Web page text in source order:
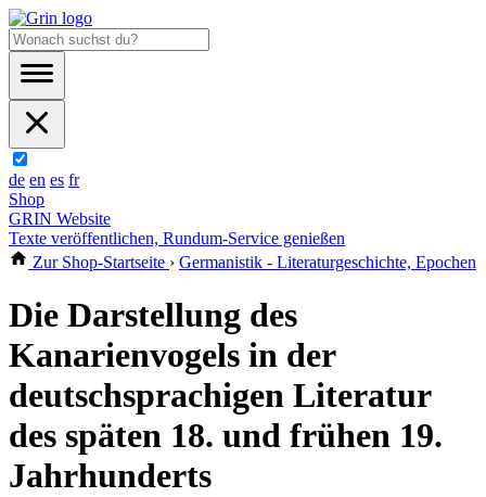
de en es fr
Shop
GRIN Website
Texte veröffentlichen, Rundum-Service genießen
Zur Shop-Startseite › Germanistik - Literaturgeschichte, Epochen
Die Darstellung des
Kanarienvogels in der
deutschsprachigen Literatur
des späten 18. und frühen 19.
Jahrhunderts